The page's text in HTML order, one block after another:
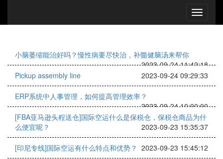
小脑萎缩能治好吗？慢性病要尽快治，补髓健脑汤来帮你
2023-09-24 11:42:18
Pickup assembly line
2023-09-24 09:29:33
ERP系统中人事管理，如何提高管理效率？
2023-09-24 10:00:00
[FBA亚马逊头程送仓]国际空运什么是保税仓，保税仓商品为什
么便宜呢？
2023-09-23 15:35:37
[印尼专线]国际空运有什么特点和优势？ 2023-09-23 15:45:12